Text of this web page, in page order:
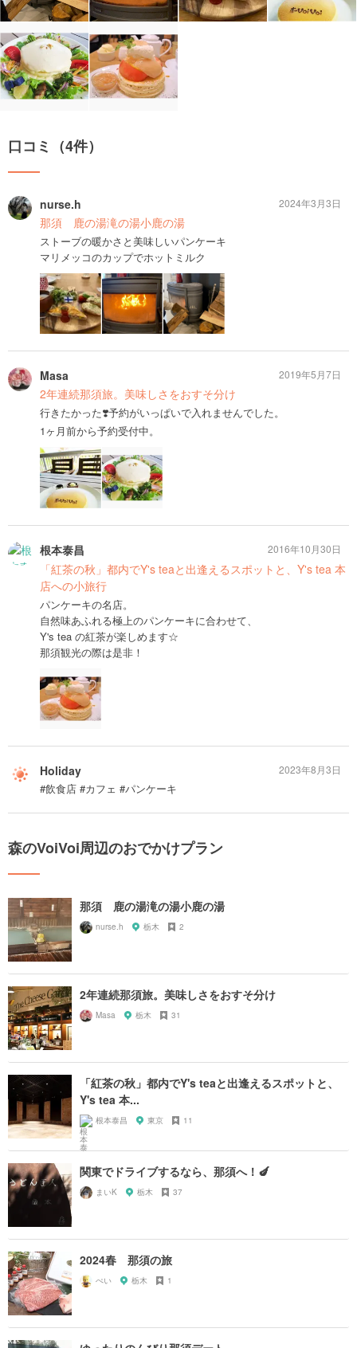
口コミ（4件）
nurse.h
那須 鹿の湯滝の湯小鹿の湯
ストーブの暖かさと美味しいパンケーキ
マリメッコのカップでホットミルク
2024年3月3日
Masa
2年連続那須旅。美味しさをおすそ分け
行きたかった❣️予約がいっぱいで入れませんでした。
1ヶ月前から予約受付中。
2019年5月7日
根本泰昌
「紅茶の秋」都内でY's teaと出逢えるスポットと、Y's tea 本
店への小旅行
パンケーキの名店。
自然味あふれる極上のパンケーキに合わせて、
Y's tea の紅茶が楽しめます☆
那須観光の際は是非！
2016年10月30日
Holiday
#飲食店 #カフェ #パンケーキ
2023年8月3日
森のVoiVoi周辺のおでかけプラン
那須 鹿の湯滝の湯小鹿の湯
nurse.h 栃木 2
2年連続那須旅。美味しさをおすそ分け
Masa 栃木 31
「紅茶の秋」都内でY's teaと出逢えるスポットと、
Y's tea 本...
根本泰昌 東京 11
関東でドライブするなら、那須へ！🍆
まいK 栃木 37
2024春 那須の旅
ぺい 栃木 1